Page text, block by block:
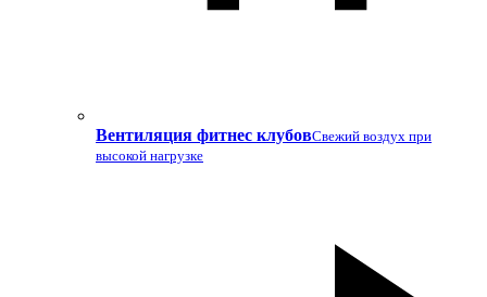
Вентиляция фитнес клубовСвежий воздух при
высокой нагрузке